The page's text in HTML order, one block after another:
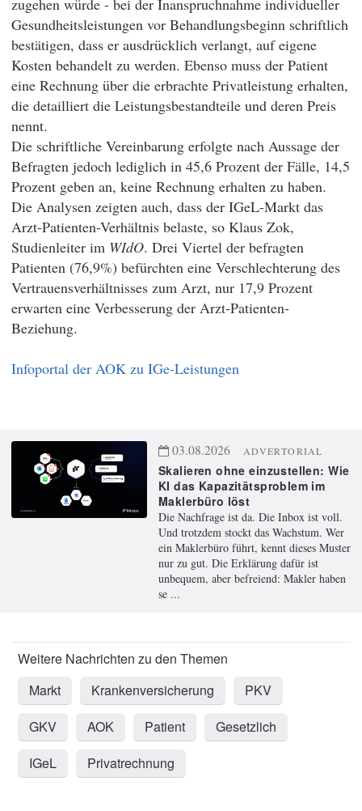
zugehen würde - bei der Inanspruchnahme individueller
Gesundheitsleistungen vor Behandlungsbeginn schriftlich
bestätigen, dass er ausdrücklich verlangt, auf eigene
Kosten behandelt zu werden. Ebenso muss der Patient
eine Rechnung über die erbrachte Privatleistung erhalten,
die detailliert die Leistungsbestandteile und deren Preis
nennt.
Die schriftliche Vereinbarung erfolgte nach Aussage der
Befragten jedoch lediglich in 45,6 Prozent der Fälle, 14,5
Prozent geben an, keine Rechnung erhalten zu haben.
Die Analysen zeigten auch, dass der IGeL-Markt das
Arzt-Patienten-Verhältnis belaste, so Klaus Zok,
Studienleiter im WIdO. Drei Viertel der befragten
Patienten (76,9%) befürchten eine Verschlechterung des
Vertrauensverhältnisses zum Arzt, nur 17,9 Prozent
erwarten eine Verbesserung der Arzt-Patienten-
Beziehung.
Infoportal der AOK zu IGe-Leistungen
03.08.2026 ADVERTORIAL
Skalieren ohne einzustellen: Wie
KI das Kapazitätsproblem im
Maklerbüro löst
Die Nachfrage ist da. Die Inbox ist voll.
Und trotzdem stockt das Wachstum. Wer
ein Maklerbüro führt, kennt dieses Muster
nur zu gut. Die Erklärung dafür ist
unbequem, aber befreiend: Makler haben
se ...
Markt Krankenversicherung
PKV
GKV
AOK Patient
Gesetzlich
IGeL
Privatrechnung